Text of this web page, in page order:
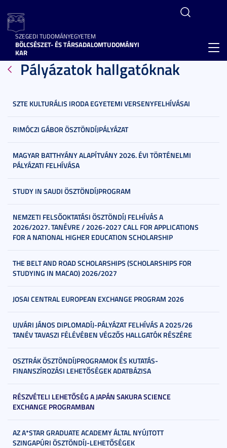
SZEGEDI TUDOMÁNYEGYETEM
BÖLCSÉSZET- ÉS TÁRSADALOMTUDOMÁNYI
KAR
Pályázatok hallgatóknak
SZTE KULTURÁLIS IRODA EGYETEMI VERSENYFELHÍVÁSAI
RIMÓCZI GÁBOR ÖSZTÖNDÍJPÁLYÁZAT
MAGYAR BATTHYÁNY ALAPÍTVÁNY 2026. ÉVI TÖRTÉNELMI
PÁLYÁZATI FELHÍVÁSA
STUDY IN SAUDI ÖSZTÖNDÍJPROGRAM
NEMZETI FELSŐOKTATÁSI ÖSZTÖNDÍJ FELHÍVÁS A
2026/2027. TANÉVRE / 2026-2027 CALL FOR APPLICATIONS
FOR A NATIONAL HIGHER EDUCATION SCHOLARSHIP
THE BELT AND ROAD SCHOLARSHIPS (SCHOLARSHIPS FOR
STUDYING IN MACAO) 2026/2027
JOSAI CENTRAL EUROPEAN EXCHANGE PROGRAM 2026
UJVÁRI JÁNOS DIPLOMADÍJ-PÁLYÁZAT FELHÍVÁS A 2025/26
TANÉV TAVASZI FÉLÉVÉBEN VÉGZŐS HALLGATÓK RÉSZÉRE
OSZTRÁK ÖSZTÖNDÍJPROGRAMOK ÉS KUTATÁS-
FINANSZÍROZÁSI LEHETŐSÉGEK ADATBÁZISA
RÉSZVÉTELI LEHETŐSÉG A JAPÁN SAKURA SCIENCE
EXCHANGE PROGRAMBAN
AZ A*STAR GRADUATE ACADEMY ÁLTAL NYÚJTOTT
SZINGAPÚRI ÖSZTÖNDÍJ-LEHETŐSÉGEK